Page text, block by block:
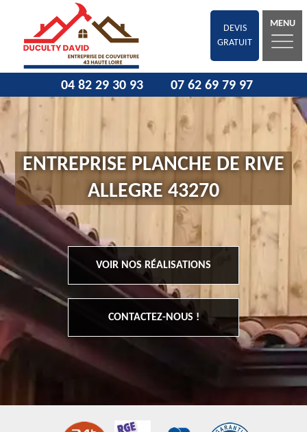
DEVIS
GRATUIT
MENU
04 82 29 30 93 07 62 69 79 97
ENTREPRISE PLANCHE DE RIVE
ALLEGRE 43270
VOIR NOS RÉALISATIONS
CONTACTEZ-NOUS !